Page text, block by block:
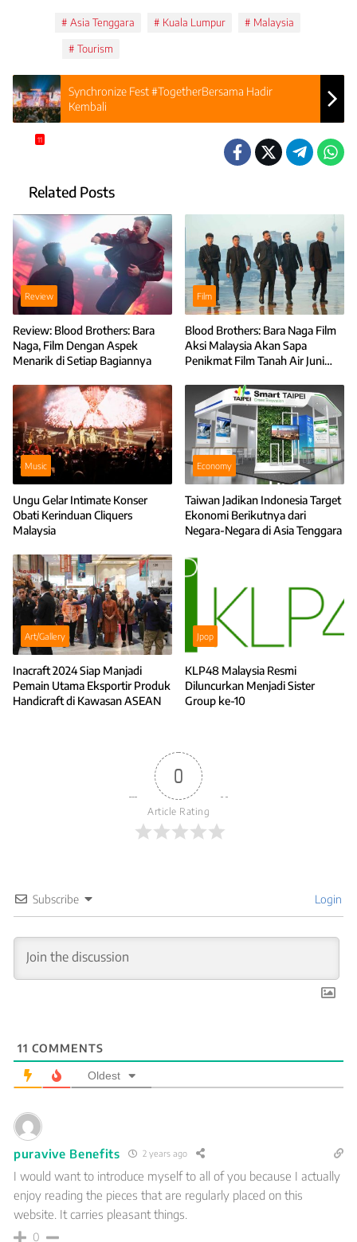
Asia Tenggara Kuala Lumpur Malaysia
Tourism
Synchronize Fest #TogetherBersama Hadir
Kembali
11
Related Posts
Review
Review: Blood Brothers: Bara
Naga, Film Dengan Aspek
Menarik di Setiap Bagiannya
Film
Blood Brothers: Bara Naga Film
Aksi Malaysia Akan Sapa
Penikmat Film Tanah Air Juni
Music
Ungu Gelar Intimate Konser
Obati Kerinduan Cliquers
Malaysia
Economy
Taiwan Jadikan Indonesia Target
Ekonomi Berikutnya dari
Negara-Negara di Asia Tenggara
Art/Gallery
Inacraft 2024 Siap Manjadi
Pemain Utama Eksportir Produk
Handicraft di Kawasan ASEAN
Jpop
KLP48 Malaysia Resmi
Diluncurkan Menjadi Sister
Group ke-10
0
Article Rating
Subscribe Login
11 COMMENTS
Oldest
puravive Benefits 2 years ago
I would want to introduce myself to all of you because I actually
enjoy reading the pieces that are regularly placed on this
website. It carries pleasant things.
0